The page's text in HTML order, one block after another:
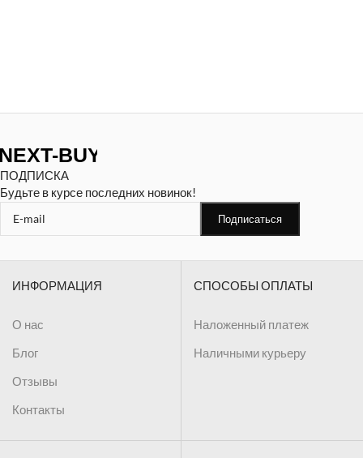
ПОДПИСКА
Будьте в курсе последних новинок!
ИНФОРМАЦИЯ
О нас
Блог
Отзывы
Контакты
СПОСОБЫ ОПЛАТЫ
Наложенный платеж
Наличными курьеру